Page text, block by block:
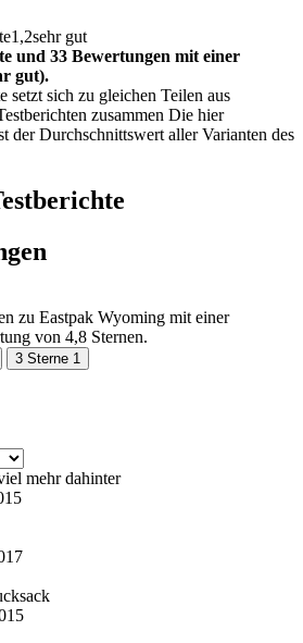
1,2sehr gut
und 33 Bewertungen mit einer
gut).
setzt sich zu gleichen Teilen aus
zusammen Die hier
der Durchschnittswert aller Varianten des
zu Eastpak Wyoming mit einer
von 4,8 Sternen.
3 Sterne 1
mehr dahinter